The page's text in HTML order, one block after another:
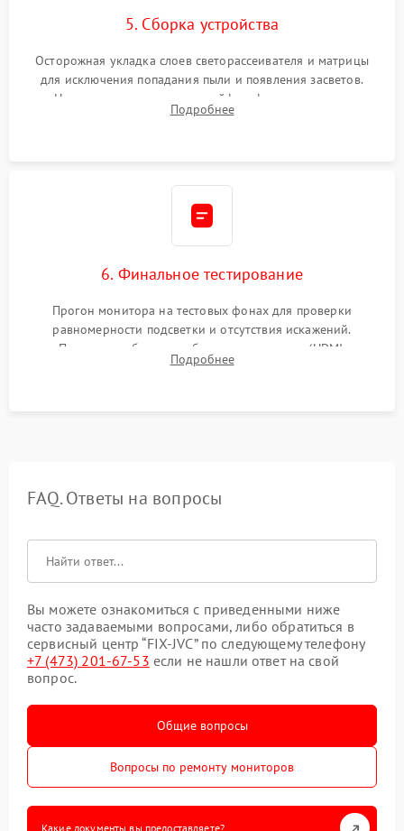
5. Сборка устройства
Осторожная укладка слоев светорассеивателя и матрицы
для исключения попадания пыли и появления засветов.
Надежное подключение шлейфов, фиксация плат и
аккуратное защелкивание пластикового корпуса монитора.
Подробнее
6. Финальное тестирование
Прогон монитора на тестовых фонах для проверки
равномерности подсветки и отсутствия искажений.
Проверка работоспособности всех портов (HDMI,
DisplayPort, VGA) и кнопок управления под нагрузкой в
Подробнее
FAQ. Ответы на вопросы
Вы можете ознакомиться с приведенными ниже
часто задаваемыми вопросами, либо обратиться в
сервисный центр “FIX-JVC” по следующему телефону
+7 (473) 201-67-53 если не нашли ответ на свой
вопрос.
Общие вопросы
Вопросы по ремонту мониторов
Какие документы вы предоставляете?